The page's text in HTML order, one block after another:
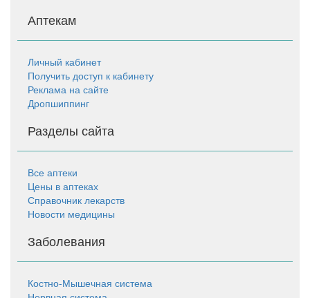
Аптекам
Личный кабинет
Получить доступ к кабинету
Реклама на сайте
Дропшиппинг
Разделы сайта
Все аптеки
Цены в аптеках
Справочник лекарств
Новости медицины
Заболевания
Костно-Мышечная система